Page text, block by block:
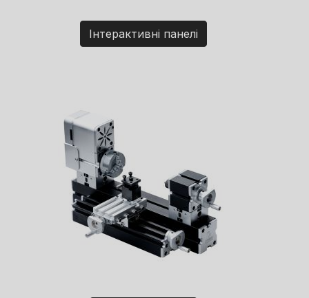
Інтерактивні панелі